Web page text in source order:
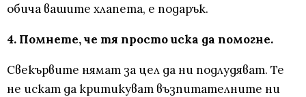
обича вашите хлапета, е подарък.
4. Помнете, че тя просто иска да помогне.
Свекървите нямат за цел да ни подлудяват. Те
не искат да критикуват възпитателните ни